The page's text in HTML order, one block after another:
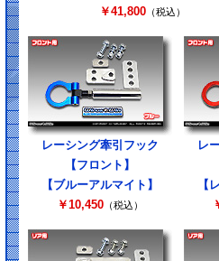
￥41,800（税込）
レーシング牽引フック
【フロント】
【ブルーアルマイト】
￥10,450 （税込）
レ
【